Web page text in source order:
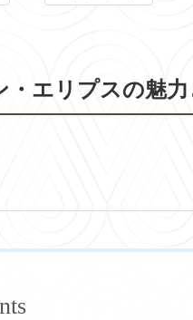
・エリプスの魅